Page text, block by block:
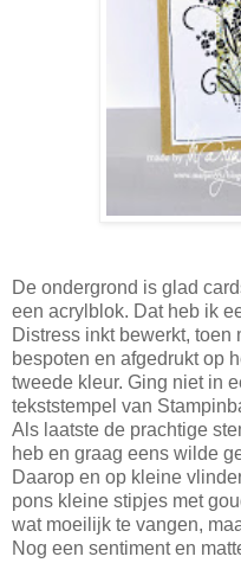
De ondergrond is glad
een acrylblok. Dat heb ik
Distress inkt bewerkt, toen
bespoten en afgedrukt op
tweede kleur. Ging niet in
tekststempel van
Als laatste de prachtige
heb en graag eens wilde
Daarop en op kleine
pons kleine stipjes met
wat moeilijk te vangen,
Nog een sentiment en